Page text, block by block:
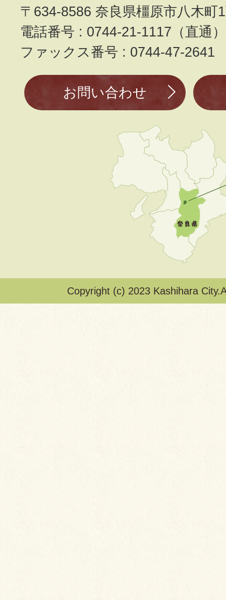
〒634-8586 奈良県橿原市八木町
電話番号 : 0744-21-1117（直通
ファックス番号 : 0744-47-2641
お問い合わせ
Copyright (c) 2023 Kashihara